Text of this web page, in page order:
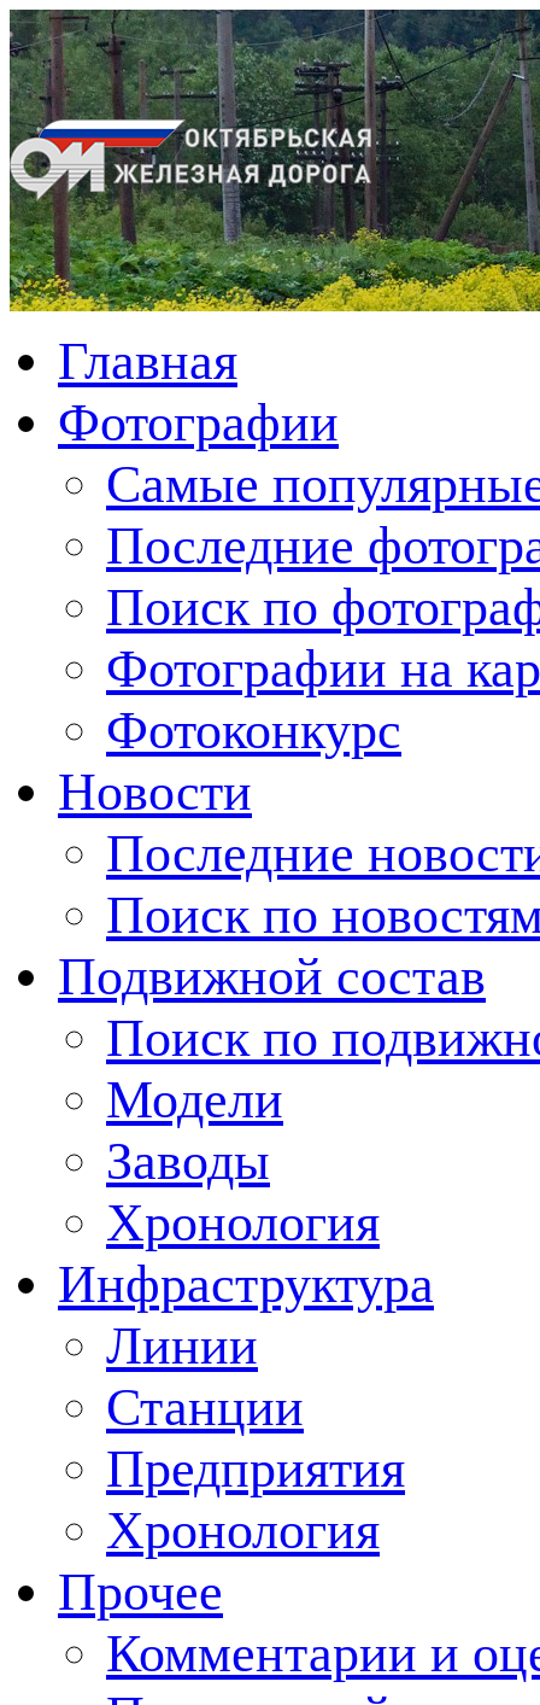
Главная
Фотографии
Cамые
Последние
Поиск по
Фотографии на
Фотоконкурс
Новости
Последние
Поиск по
Подвижной состав
Поиск по
Модели
Заводы
Хронология
Инфраструктура
Линии
Станции
Предприятия
Хронология
Прочее
Комментарии и